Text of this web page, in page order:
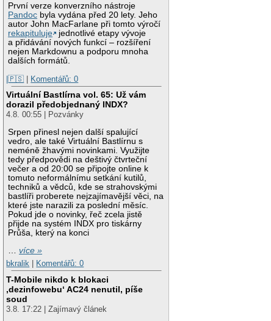
První verze konverzního nástroje
Pandoc byla vydána před 20 lety. Jeho
autor John MacFarlane při tomto výročí
rekapituluje
jednotlivé etapy vývoje
a přidávání nových funkcí – rozšíření
nejen Markdownu a podporu mnoha
dalších formátů.
|🇵🇸 | Komentářů: 0
Virtuální Bastlírna vol. 65: Už vám
dorazil předobjednaný INDX?
4.8. 00:55 | Pozvánky
Srpen přinesl nejen další spalující
vedro, ale také Virtuální Bastlírnu s
neméně žhavými novinkami. Využijte
tedy předpovědi na deštivý čtvrteční
večer a od 20:00 se připojte online k
tomuto neformálnímu setkání kutilů,
techniků a vědců, kde se strahovskými
bastlíři proberete nejzajímavější věci, na
které jste narazili za poslední měsíc.
Pokud jde o novinky, řeč zcela jistě
přijde na systém INDX pro tiskárny
Průša, který na konci
…více »
bkralik
Komentářů: 0
T-Mobile nikdo k blokaci
‚dezinfowebu‘ AC24 nenutil, píše
soud
3.8. 17:22 | Zajímavý článek